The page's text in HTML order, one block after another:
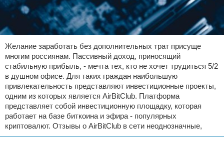
Желание заработать без дополнительных трат присуще
многим россиянам. Пассивный доход, приносящий
стабильную прибыль, - мечта тех, кто не хочет трудиться 5/2
в душном офисе. Для таких граждан наибольшую
привлекательность представляют инвестиционные проекты,
одним из которых является AirBitClub. Платформа
представляет собой инвестиционную площадку, которая
работает на базе биткоина и эфира - популярных
криптовалют. Отзывы о AirBitClub в сети неоднозначные,